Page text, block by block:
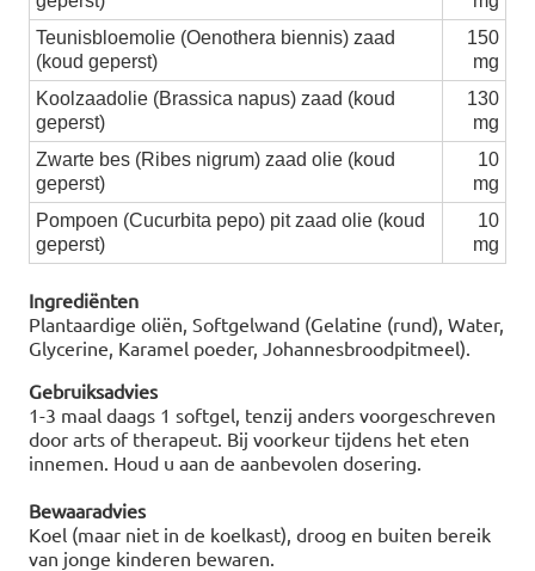
Teunisbloemolie (Oenothera biennis) zaad
(koud geperst)
150
mg
Koolzaadolie (Brassica napus) zaad (koud
geperst)
130
mg
Zwarte bes (Ribes nigrum) zaad olie (koud
geperst)
10
mg
Pompoen (Cucurbita pepo) pit zaad olie (koud
geperst)
10
mg
Ingrediënten
Plantaardige oliën, Softgelwand (Gelatine (rund), Water,
Glycerine, Karamel poeder, Johannesbroodpitmeel).
Gebruiksadvies
1-3 maal daags 1 softgel, tenzij anders voorgeschreven
door arts of therapeut. Bij voorkeur tijdens het eten
innemen. Houd u aan de aanbevolen dosering.
Bewaaradvies
Koel (maar niet in de koelkast), droog en buiten bereik
van jonge kinderen bewaren.